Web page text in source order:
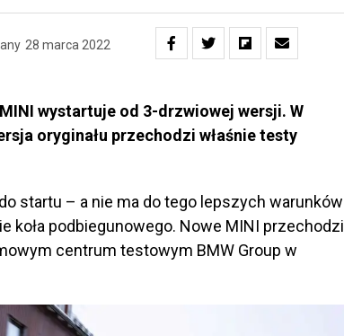
28 marca 2022
wystartuje od 3-drzwiowej wersji. W
oryginału przechodzi właśnie testy
startu – a nie ma do tego lepszych warunków
koła podbiegunowego. Nowe MINI przechodzi
centrum testowym BMW Group w